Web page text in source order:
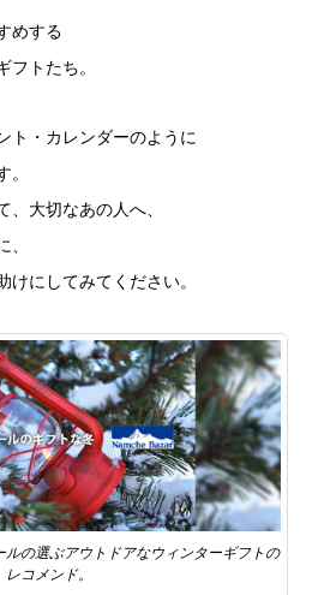
めする
フトたち。
ト・カレンダーのように
。
、大切なあの人へ、
、
にしてみてください。
の選ぶアウトドアなウィンターギフトの
レコメンド。